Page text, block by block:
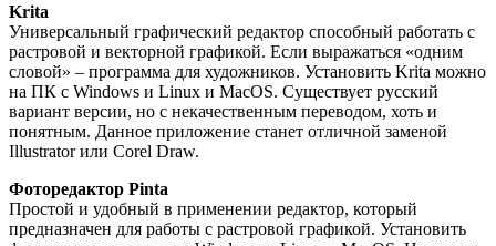
Krita
Универсальный графический редактор способный работать с
растровой и векторной графикой. Если выражаться «одним
словой» – программа для художников. Установить Krita можно
на ПК с Windows и Linux и MacOS. Существует русский
вариант версии, но с некачественным переводом, хоть и
понятным. Данное приложение станет отличной заменой
Illustrator или Corel Draw.
Фоторедактор Pinta
Простой и удобный в применении редактор, который
предназначен для работы с растровой графикой. Установить